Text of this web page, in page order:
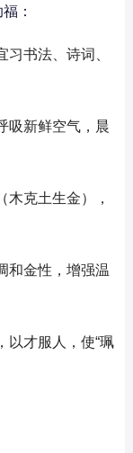
：
习书法、诗词、
吸新鲜空气，晨
木克土生金），
和金性，增强温
以才服人，使“珮